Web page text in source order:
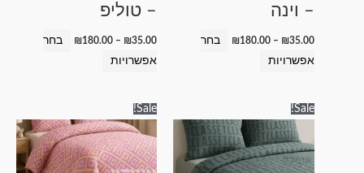
– וינה
₪35.00
–
₪180.00
בחר
אפשרויות
– טוליפ
₪35.00
–
₪180.00
בחר
אפשרויות
בעמוד
Sale!
מחירים:
עד
⁦₪180.00⁩
זה
יש
מספר
Sale!
מחירים:
⁦₪35.00⁩
עד
זה
יש
מספר